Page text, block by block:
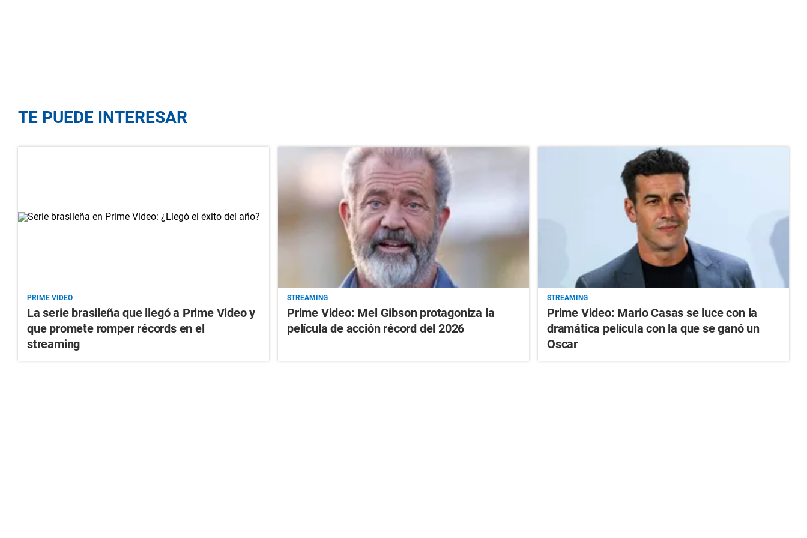
TE PUEDE INTERESAR
PRIME VIDEO
La serie brasileña que llegó a Prime Video y
que promete romper récords en el
streaming
STREAMING
Prime Video: Mel Gibson protagoniza la
película de acción récord del 2026
STREAMING
Prime Video: Mario Casas se luce con la
dramática película con la que se ganó un
Oscar